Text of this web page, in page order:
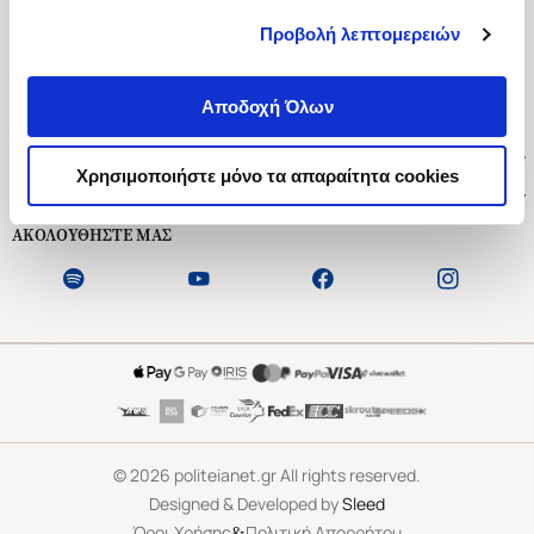
Προβολή λεπτομερειών
Αποδοχή Όλων
Χρησιμοποιήστε μόνο τα απαραίτητα cookies
Ασκληπιού 1-3, Αθήνα 106 79
Δευτέρα - Παρασκευή 09:00-21:00
Εξυπηρέτηση Πελατών
ΑΚΟΛΟΥΘΗΣΤΕ ΜΑΣ
©2026 politeianet.gr All rights reserved.
Designed & Developed bySleed